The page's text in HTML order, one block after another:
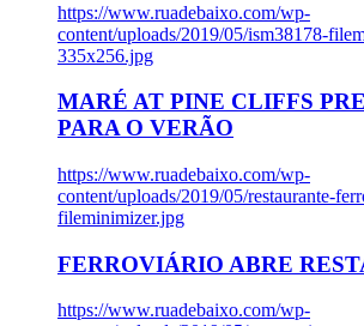
https://www.ruadebaixo.com/wp-
content/uploads/2019/05/ism38178-
335x256.jpg
MARÉ AT PINE CLIFFS
PARA O VERÃO
https://www.ruadebaixo.com/wp-
content/uploads/2019/05/restaurante-
fileminimizer.jpg
FERROVIÁRIO ABRE
https://www.ruadebaixo.com/wp-